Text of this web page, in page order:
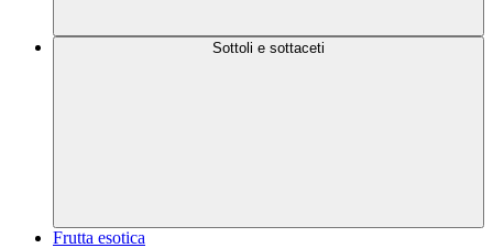
Sottoli e sottaceti
Frutta esotica